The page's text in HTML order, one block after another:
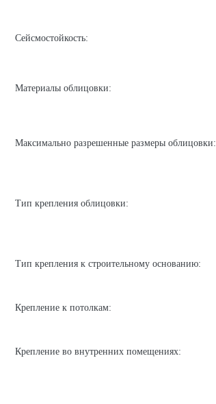
Сейсмостойкость:
Материалы облицовки:
Максимально разрешенные размеры облицовки:
Тип крепления облицовки:
Тип крепления к строительному основанию:
Крепление к потолкам:
Крепление во внутренних помещениях: